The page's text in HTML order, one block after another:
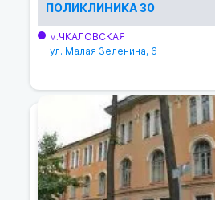
ПОЛИКЛИНИКА 30
м.ЧКАЛОВСКАЯ
ул. Малая Зеленина, 6